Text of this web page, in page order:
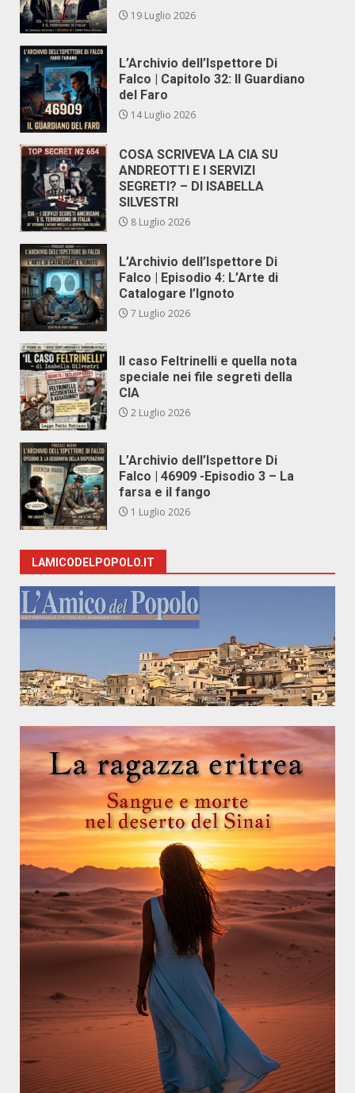
19 Luglio 2026
L’Archivio dell’Ispettore Di
Falco | Capitolo 32: Il Guardiano
del Faro
14 Luglio 2026
COSA SCRIVEVA LA CIA SU
ANDREOTTI E I SERVIZI
SEGRETI? – DI ISABELLA
SILVESTRI
8 Luglio 2026
L’Archivio dell’Ispettore Di
Falco | Episodio 4: L’Arte di
Catalogare l’Ignoto
7 Luglio 2026
Il caso Feltrinelli e quella nota
speciale nei file segreti della
CIA
2 Luglio 2026
L’Archivio dell’Ispettore Di
Falco | 46909 -Episodio 3 – La
farsa e il fango
1 Luglio 2026
LAMICODELPOPOLO.IT